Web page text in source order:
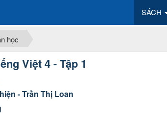
SÁCH
học
Việt 4 - Tập 1
- Trần Thị Loan